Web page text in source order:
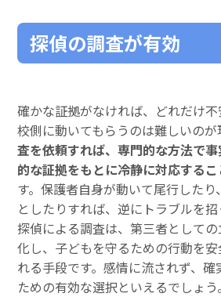
探偵の調査が有効
確かな証拠がなければ、どれだけ
校側に動いてもらうのは難しいのが
査を依頼すれば、専門的な方法で
的な証拠をもとに冷静に対応する
す。保護者自身が動いて尾行したり
としたりすれば、逆にトラブルを招
探偵による調査は、第三者として
化し、子どもを守るための行動を
れる手段です。感情に流されず、
ための有効な選択といえるでしょう。